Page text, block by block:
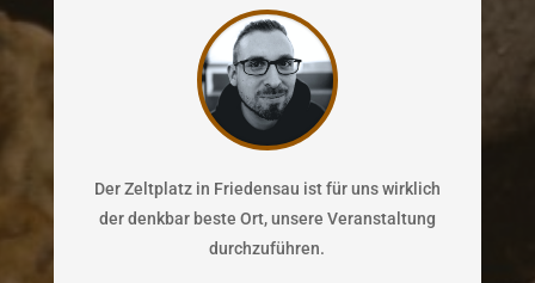
Der Zeltplatz in Friedensau ist für uns wirklich
der denkbar beste Ort, unsere Veranstaltung
durchzuführen.